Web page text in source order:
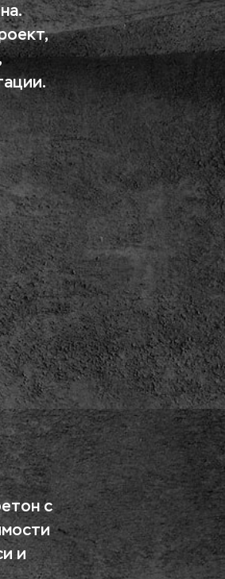
с
и